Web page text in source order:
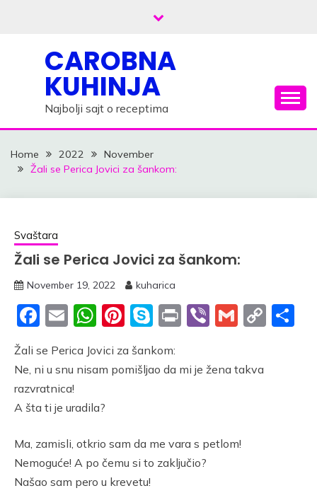
CAROBNA
KUHINJA
Najbolji sajt o receptima
Home 2022
November
Žali se Perica Jovici za šankom:
Svaštara
Žali se Perica Jovici za šankom:
November 19, 2022 kuharica
Facebook
EmailWhatsApp
Pinterest
Skype
PrintViberGmail
Žali se Perica Jovici za šankom:
Ne, ni u snu nisam pomišljao da mi je žena takva
razvratnica!
A šta ti je uradila?
Ma, zamisli, otkrio sam da me vara s petlom!
Nemoguće! A po čemu si to zaključio?
Našao sam pero u krevetu!